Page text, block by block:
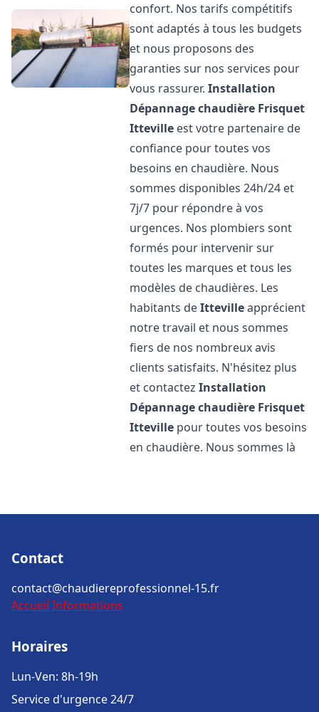
confort. Nos tarifs compétitifs
sont adaptés à tous les budgets
et nous proposons des
garanties sur nos services pour
vous rassurer.Installation
Dépannage chaudière Frisquet
Itteville est votre partenaire de
confiance pour toutes vos
besoins en chaudière. Nous
sommes disponibles 24h/24 et
7j/7 pour répondre à vos
urgences. Nos plombiers sont
formés pour intervenir sur
toutes les marques et tous les
modèles de chaudières. Les
habitants deIttevilleapprécient
notre travail et nous sommes
fiers de nos nombreux avis
clients satisfaits. N'hésitez plus
et contactezInstallation
Dépannage chaudière Frisquet
Itteville pour toutes vos besoins
en chaudière. Nous sommes là
Contact
contact@chaudiereprofessionnel-15.fr
Accueil Informations
Horaires
Lun-Ven: 8h-19h
Service d'urgence 24/7